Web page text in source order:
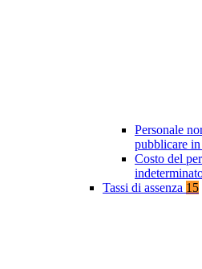
Personale
pubblicare
Costo del
Tassi di assenza 15